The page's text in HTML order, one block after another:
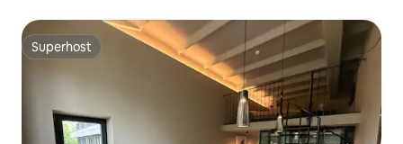
Superhost
Superhost